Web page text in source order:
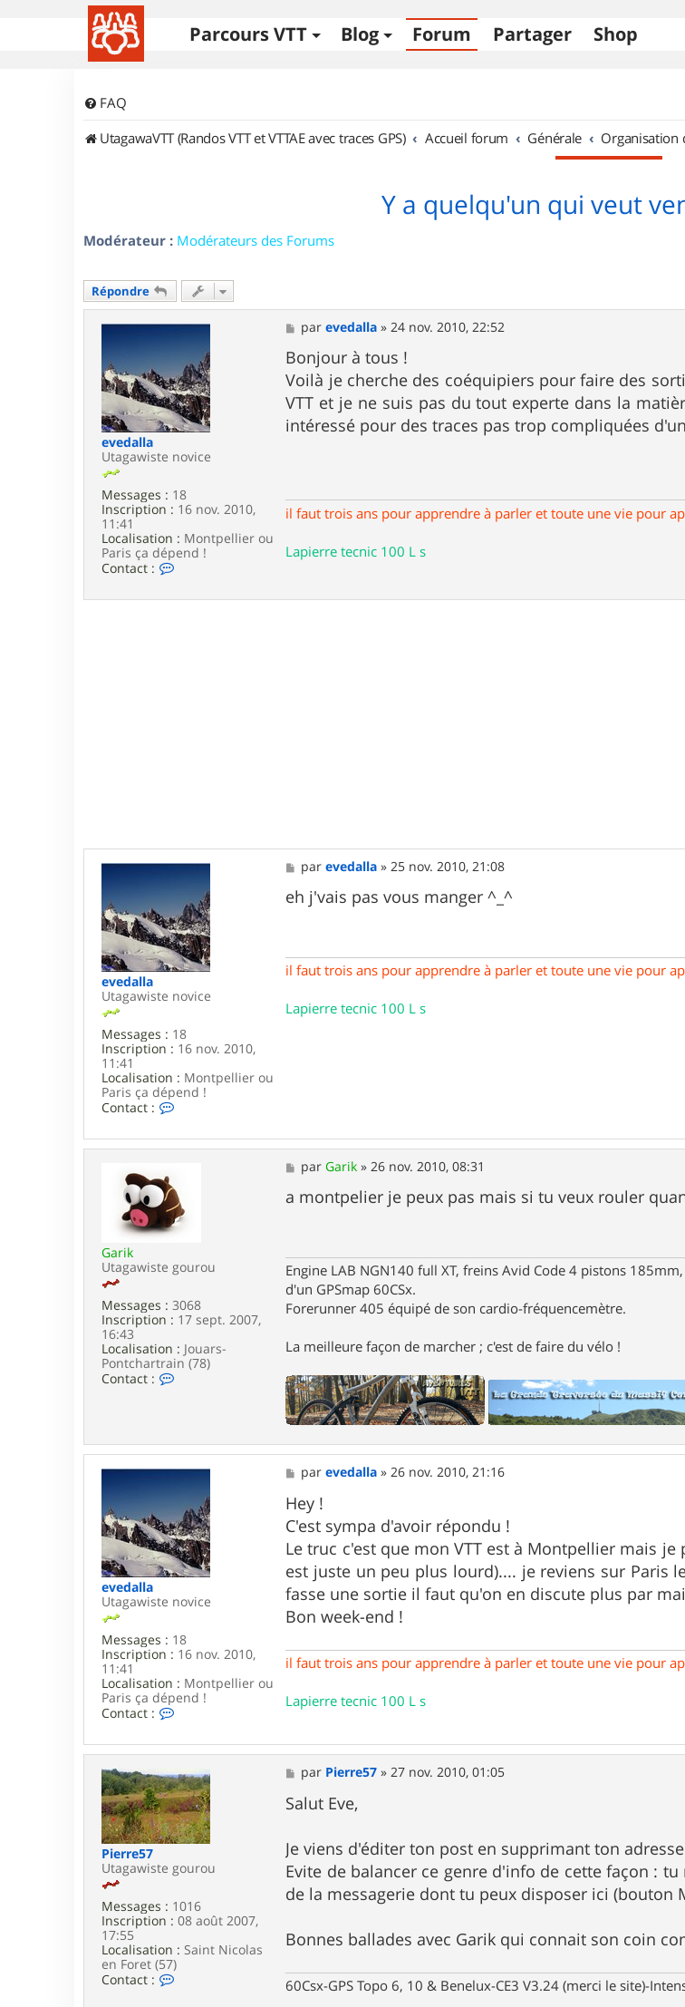
Parcours VTT Blog Forum Partager Shop
FAQ
UtagawaVTT (Randos VTT et VTTAE avec traces GPS)
Accueil forum Générale Organisation
Y a quelqu'un qui veut
Modérateur : Modérateurs des Forums
Répondre
evedalla
Utagawiste novice
Messages : 18
Inscription : 16 nov. 2010,
11:41
Localisation : Montpellier ou
Paris ça dépend !
Contact :
M
e
s
s
a
g
e
parevedalla »24 nov. 2010, 22:52
Bonjour à tous !
Voilà je cherche des coéquipiers pour faire des
VTT et je ne suis pas du tout experte dans la
intéressé pour des traces pas trop compliquées
il faut trois ans pour apprendre à parler et toute une vie pour
Lapierre tecnic 100 L s
evedalla
Utagawiste novice
Messages : 18
Inscription : 16 nov. 2010,
11:41
Localisation : Montpellier ou
Paris ça dépend !
Contact :
n
t
t
e
r
e
e
d
l
l
M
e
s
s
parevedalla »25 nov. 2010, 21:08
eh j'vais pas vous manger ^_^
il faut trois ans pour apprendre à parler et toute une vie pour
Lapierre tecnic 100 L s
Garik
Utagawiste gourou
Messages : 3068
Inscription : 17 sept. 2007,
16:43
Localisation : Jouars-
Pontchartrain (78)
Contact :
c
r
G
a
r
i
k
M
e
s
s
parGarik »26 nov. 2010, 08:31
a montpelier je peux pas mais si tu veux rouler
Engine LAB NGN140 full XT, freins Avid Code 4 pistons
d'un GPSmap 60CSx.
Forerunner 405 équipé de son cardio-fréquencemètre.
La meilleure façon de marcher ; c'est de faire du vélo !
evedalla
Utagawiste novice
Messages : 18
Inscription : 16 nov. 2010,
11:41
Localisation : Montpellier ou
Paris ça dépend !
Contact :
n
t
c
t
e
r
e
e
a
l
l
a
M
e
s
s
a
g
e
parevedalla »26 nov. 2010, 21:16
Hey !
C'est sympa d'avoir répondu !
Le truc c'est que mon VTT est à Montpellier mais
est juste un peu plus lourd).... je reviens sur Paris
fasse une sortie il faut qu'on en discute plus par
Bon week-end !
il faut trois ans pour apprendre à parler et toute une vie pour
Lapierre tecnic 100 L s
Pierre57
Utagawiste gourou
Messages : 1016
Inscription : 08 août 2007,
17:55
Localisation : Saint Nicolas
en Foret (57)
Contact :
M
e
s
s
g
e
par Pierre57 »27 nov. 2010, 01:05
Salut Eve,
Je viens d'éditer ton post en supprimant ton
Evite de balancer ce genre d'info de cette façon :
de la messagerie dont tu peux disposer ici (bouton
Bonnes ballades avec Garik qui connait son coin
60Csx-GPS Topo 6, 10 & Benelux-CE3 V3.24 (merci le site)-